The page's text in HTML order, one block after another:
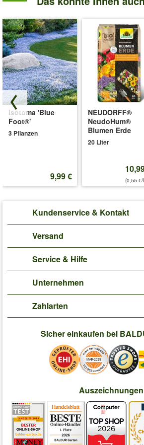
Isotoma 'Blue
Foot®'
3 Pflanzen
9,99 €
NEUDORFF®
NeudoHum®
Blumen Erde
20 Liter
(0,55 €/
Kundenservice & Kontakt
Versand
Service & Hilfe
Unternehmen
Zahlarten
Sicher einkaufen bei
Auszeichnungen